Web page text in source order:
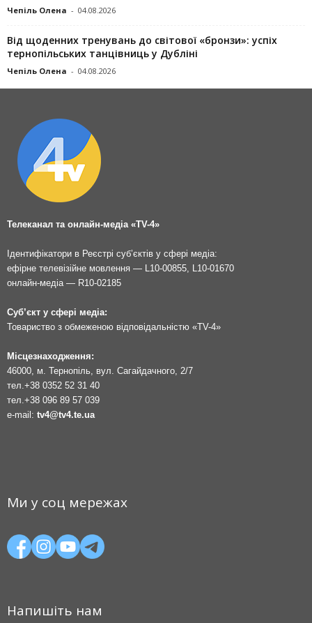
Чепіль Олена - 04.08.2026
Від щоденних тренувань до світової «бронзи»: успіх
тернопільських танцівниць у Дубліні
Чепіль Олена - 04.08.2026
Телеканал та онлайн-медіа «TV-4»
Ідентифікатори в Реєстрі суб’єктів у сфері медіа:
ефірне телевізійне мовлення — L10-00855, L10-01670
онлайн-медіа — R10-02185
Суб’єкт у сфері медіа:
Товариство з обмеженою відповідальністю «TV-4»
Місцезнаходження:
46000, м. Тернопіль, вул. Сагайдачного, 2/7
тел. +38 0352 52 31 40
тел. +38 096 89 57 039
e-mail: tv4@tv4.te.ua
Ми у соц мережах
Напишіть нам